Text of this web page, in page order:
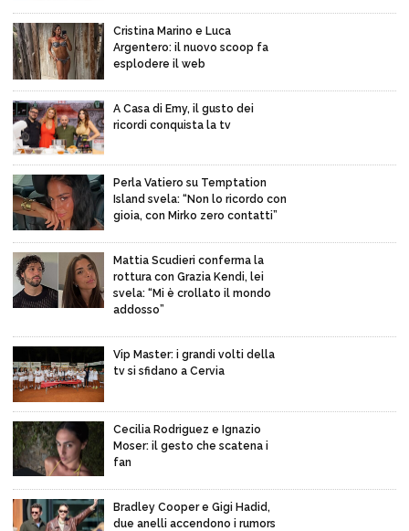
Cristina Marino e Luca
Argentero: il nuovo scoop fa
esplodere il web
A Casa di Emy, il gusto dei
ricordi conquista la tv
Perla Vatiero su Temptation
Island svela: “Non lo ricordo con
gioia, con Mirko zero contatti”
Mattia Scudieri conferma la
rottura con Grazia Kendi, lei
svela: “Mi è crollato il mondo
addosso”
Vip Master: i grandi volti della
tv si sfidano a Cervia
Cecilia Rodriguez e Ignazio
Moser: il gesto che scatena i
fan
Bradley Cooper e Gigi Hadid,
due anelli accendono i rumors